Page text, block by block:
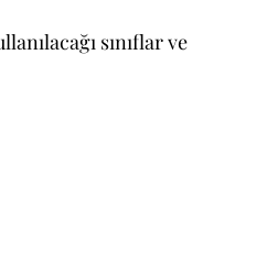
sınıflar ve